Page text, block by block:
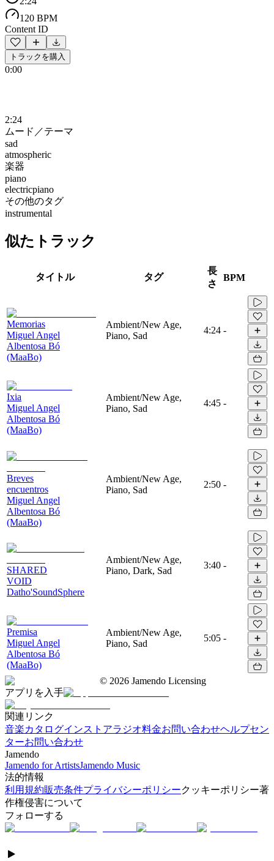
120 BPM
Content ID
トラックを購入
0:00
2:24
ムード／テーマ
sad
atmospheric
楽器
piano
electricpiano
その他のタグ
instrumental
似たトラック
タイトル タグ
長
さ
BPM
Memorias
Miguel Angel
Albentosa Bó
(MaaBo)
Ambient/New Age,
Piano, Sad
4:24 -
Ixia
Miguel Angel
Albentosa Bó
(MaaBo)
Ambient/New Age,
Piano, Sad
4:45 -
Breves
encuentros
Miguel Angel
Albentosa Bó
(MaaBo)
Ambient/New Age,
Piano, Sad
2:50 -
SHARED
VOID
Datho'SoundSphere
Ambient/New Age,
Piano, Dark, Sad
3:40 -
Premisa
Miguel Angel
Albentosa Bó
(MaaBo)
Ambient/New Age,
Piano, Sad
5:05 -
© 2026 Jamendo Licensing
アプリを入手
関連リンク
音楽カタログインストアラジオ料金お問い合わせヘルプセン
ターお問い合わせ
Jamendo
Jamendo for ArtistsJamendo Music
法的情報
利用規約販売条件プライバシーポリシークッキーポリシー著
作権侵害について
フォローする